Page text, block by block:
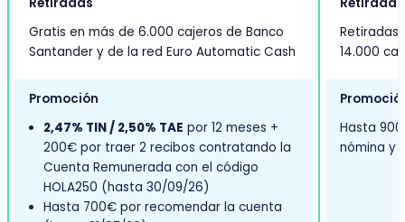
Gratis en más de 6.000 cajeros de Banco
Santander y de la red Euro Automatic Cash
Retiradas
14.000
Promoción
2,47% TIN / 2,50% TAE por 12 meses +
200€ por traer 2 recibos contratando la
Cuenta Remunerada con el código
HOLA250 (hasta 30/09/26)
Hasta 700€ por recomendar la cuenta
Hasta
nómina y